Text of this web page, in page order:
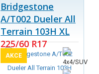
Bridgestone
A/T002 Dueler All
Terrain 103H XL
225/60 R17
AKCE